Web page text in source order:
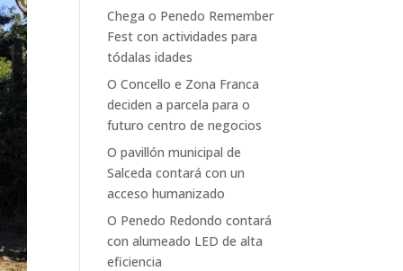
Chega o Penedo Remember
Fest con actividades para
tódalas idades
O Concello e Zona Franca
deciden a parcela para o
futuro centro de negocios
O pavillón municipal de
Salceda contará con un
acceso humanizado
O Penedo Redondo contará
con alumeado LED de alta
eficiencia